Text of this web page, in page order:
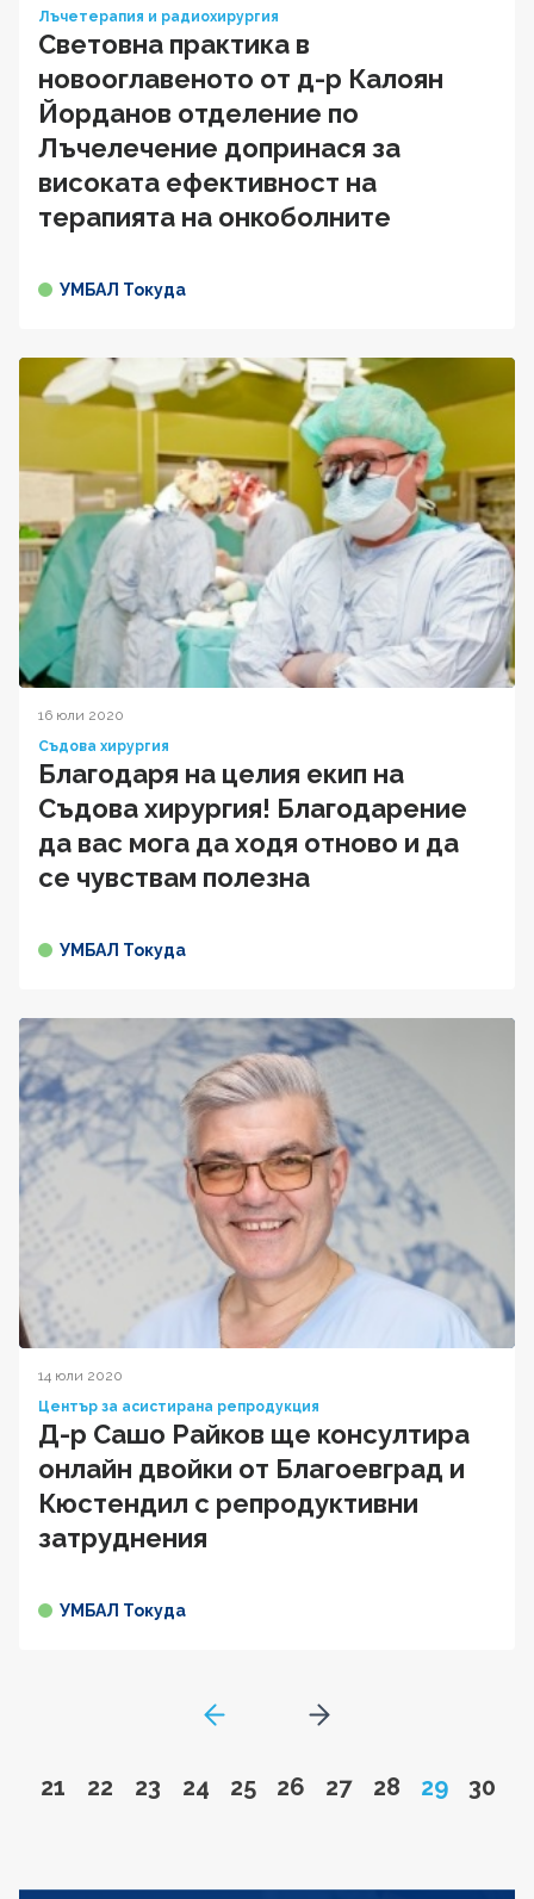
Лъчетерапия и радиохирургия
Световна практика в
новооглавеното от д-р Калоян
Йорданов отделение по
Лъчелечение допринася за
високата ефективност на
терапията на онкоболните
УМБАЛ Токуда
16 юли 2020
Съдова хирургия
Благодаря на целия екип на
Съдова хирургия! Благодарение
да вас мога да ходя отново и да
се чувствам полезна
УМБАЛ Токуда
14 юли 2020
Център за асистирана репродукция
Д-р Сашо Райков ще консултира
онлайн двойки от Благоевград и
Кюстендил с репродуктивни
затруднения
УМБАЛ Токуда
GoToPreviousPage
Go to page
21 Go to page
22 Go to page
23 Go to page
24 Go to page
25 Go to page
26 Go to page
27 Go to page
28 Page
29 Go
30
Go to next page